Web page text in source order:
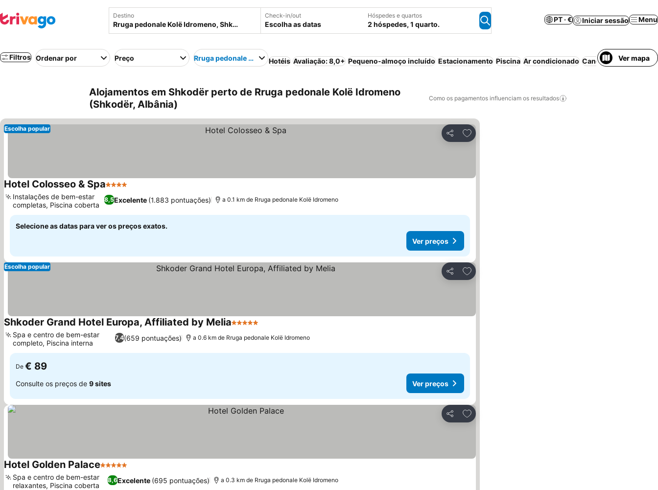
Destino Check-in/out
Escolha as datas
Hóspedes e quartos
2 hóspedes, 1 quarto.
PT · € Iniciar sessão Menu
Filtros Ordenar por Preço Rruga pedonale Kolë Idromeno
Hotéis Avaliação: 8,0+ Pequeno-almoço incluído Estacionamento Piscina Ar condicionado CancelamentoVer mapa
Alojamentos em Shkodër perto de Rruga pedonale Kolë Idromeno
(Shkodër, Albânia)
Como os pagamentos influenciam os resultados
Partilhar
Adicionar aos favoritos
Escolha popular
Hotel Colosseo & Spa4 Estrelas
8,5Excelente (1.883 pontuações)
Instalações de bem-estar
completas, Piscina coberta
a 0.1 km de Rruga pedonale Kolë Idromeno
Selecione as datas para ver os preços exatos.
Ver preços
Partilhar
Adicionar aos favoritos
Escolha popular
Shkoder Grand Hotel Europa, Affiliated by Melia5 Estrelas
7,4(659 pontuações)
Spa e centro de bem-estar
completo, Piscina interna
a 0.6 km de Rruga pedonale Kolë Idromeno
De € 89
Consulte os preços de 9 sites Ver preços
Partilhar
Adicionar aos favoritos
Hotel Golden Palace5 Estrelas
8,6Excelente (695 pontuações)
Spa e centro de bem-estar
relaxantes, Piscina coberta
a 0.3 km de Rruga pedonale Kolë Idromeno